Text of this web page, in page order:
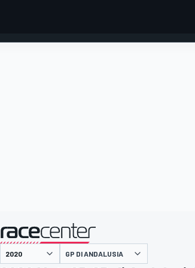
presentato da
GP DI ANDALUSIA